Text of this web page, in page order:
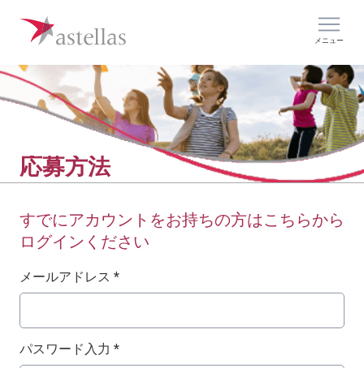
メニュー
応募方法
すでにアカウントをお持ちの方はこちらから
ログインください
ログイン：ユーザー名とパスワード
メールアドレス *
パスワード入力 *